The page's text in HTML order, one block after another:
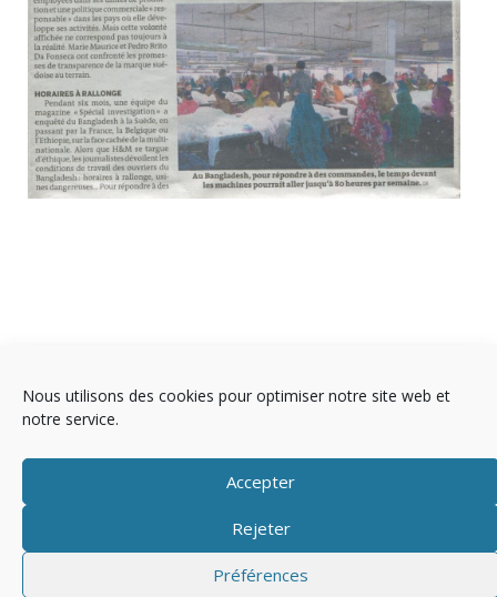
Nous utilisons des cookies pour optimiser notre site web et
notre service.
Accepter
Rejeter
Préférences
Copyright © 2025 Télévision